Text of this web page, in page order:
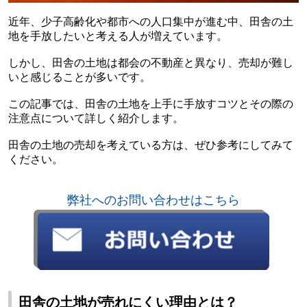
近年、少子高齢化や都市への人口集中が進む中、田舎の土
地を手放したいと考える人が増えています。
しかし、田舎の土地は都会の不動産と異なり、売却が難し
いと感じることが多いです。
この記事では、田舎の土地を上手に手放すコツとその際の
注意点について詳しく紹介します。
田舎の土地の売却を考えている方は、ぜひ参考にしてみて
ください。
弊社へのお問い合わせはこちら
田舎の土地が売れにくい理由とは？